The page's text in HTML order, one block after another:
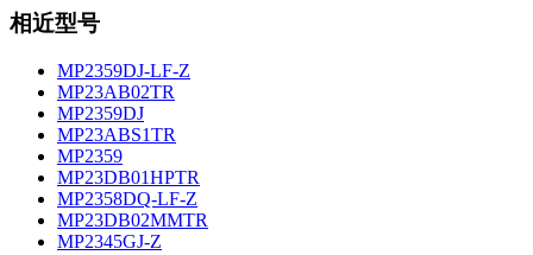
相近型号
MP2359DJ-LF-Z
MP23AB02TR
MP2359DJ
MP23ABS1TR
MP2359
MP23DB01HPTR
MP2358DQ-LF-Z
MP23DB02MMTR
MP2345GJ-Z